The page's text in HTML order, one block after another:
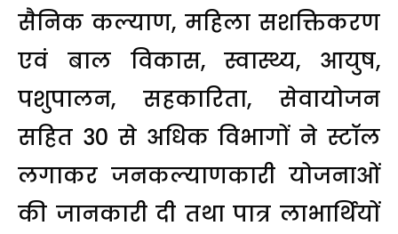
सैनिक कल्याण, महिला सशक्तिकरण
एवं बाल विकास, स्वास्थ्य, आयुष,
पशुपालन, सहकारिता, सेवायोजन
सहित 30 से अधिक विभागों ने स्टॉल
लगाकर जनकल्याणकारी योजनाओं
की जानकारी दी तथा पात्र लाभार्थियों